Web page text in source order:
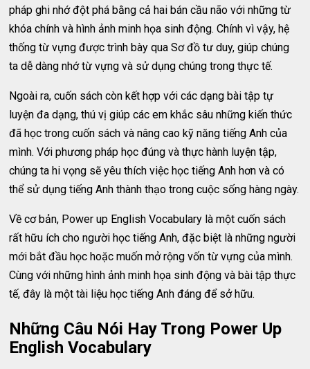
pháp ghi nhớ đột phá bằng cả hai bán cầu não với những từ
khóa chính và hình ảnh minh họa sinh động. Chính vì vậy, hệ
thống từ vựng được trình bày qua Sơ đồ tư duy, giúp chúng
ta dễ dàng nhớ từ vựng và sử dụng chúng trong thực tế.
Ngoài ra, cuốn sách còn kết hợp với các dạng bài tập tự
luyện đa dạng, thú vị giúp các em khắc sâu những kiến thức
đã học trong cuốn sách và nâng cao kỹ năng tiếng Anh của
mình. Với phương pháp học đúng và thực hành luyện tập,
chúng ta hi vọng sẽ yêu thích việc học tiếng Anh hơn và có
thể sử dụng tiếng Anh thành thạo trong cuộc sống hàng ngày.
Về cơ bản, Power up English Vocabulary là một cuốn sách
rất hữu ích cho người học tiếng Anh, đặc biệt là những người
mới bắt đầu học hoặc muốn mở rộng vốn từ vựng của mình.
Cùng với những hình ảnh minh họa sinh động và bài tập thực
tế, đây là một tài liệu học tiếng Anh đáng để sở hữu.
Những Câu Nói Hay Trong Power Up
English Vocabulary